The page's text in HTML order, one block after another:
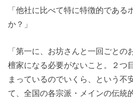
「他社に比べて特に特徴的である
か？」
「第一に、お坊さんと一回ごとの
檀家になる必要がないこと。２つ
まっているのでいくら、という不
て、全国の各宗派・メインの伝統